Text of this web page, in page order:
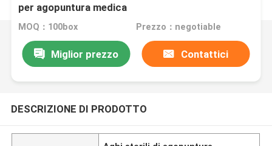
per agopuntura medica
MOQ：100box Prezzo：negotiable
Miglior prezzo Contattici
DESCRIZIONE DI PRODOTTO